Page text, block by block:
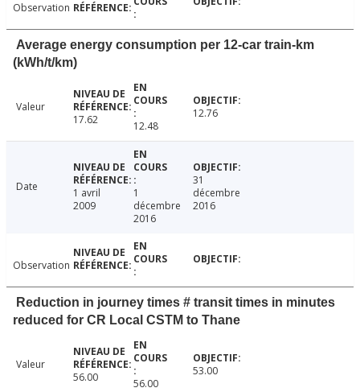
Observation
Average energy consumption per 12-car train-km
(kWh/t/km)
Valeur
17.62
12.48
12.76
Date
1 avril
2009
1
décembre
2016
31
décembre
2016
Observation
Reduction in journey times # transit times in minutes
reduced for CR Local CSTM to Thane
Valeur
56.00
56.00
53.00